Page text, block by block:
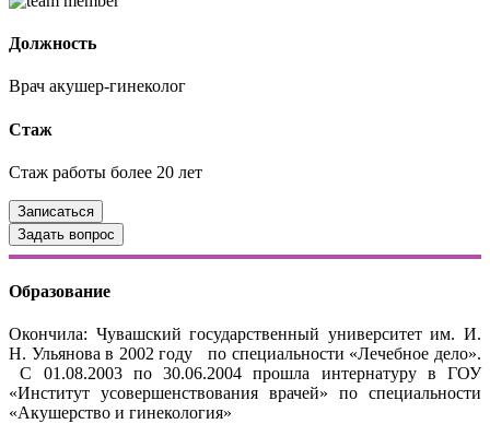
Должность
Врач акушер-гинеколог
Стаж
Стаж работы более 20 лет
Записаться
Задать вопрос
Образование
Окончила: Чувашский государственный университет им. И.
Н. Ульянова в 2002 году по специальности «Лечебное дело».
С 01.08.2003 по 30.06.2004 прошла интернатуру в ГОУ
«Институт усовершенствования врачей» по специальности
«Акушерство и гинекология»